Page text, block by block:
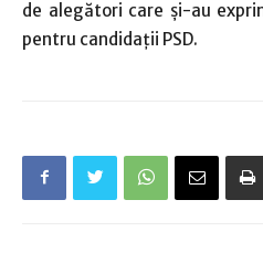
de alegători care şi-au
pentru candidaţii PSD.